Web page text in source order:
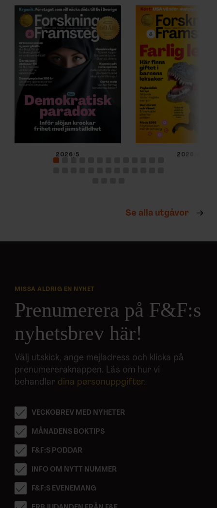
2026/5 2026/4
Se alla utgåvor
MISSA ALDRIG EN NYHET
Prenumerera på F&F:s
nyhetsbrev här!
Välj utskick, ange mejladress och klicka på
prenumereraknappen. Läs om hur vi
behandlar dina personuppgifter.
VECKOBREV MED NYHETER
MÅNADENS BOKTIPS
F&F:S PODDAR
INFO OM NYTT NUMMER
F&F:S EVENEMANG